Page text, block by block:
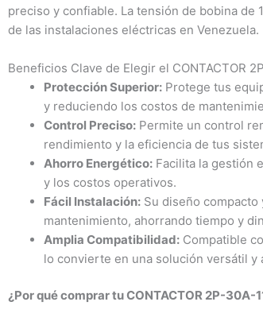
preciso y confiable. La tensión de bobina de
de las instalaciones eléctricas en Venezuela.
Beneficios Clave de Elegir el CONTACTOR
Protección Superior: Protege tus
y reduciendo los costos de
Control Preciso: Permite un control
rendimiento y la eficiencia de tus
Ahorro Energético: Facilita la gestión
y los costos operativos.
Fácil Instalación: Su diseño
mantenimiento, ahorrando tiempo y
Amplia Compatibilidad: Compatible
lo convierte en una solución versátil y
¿Por qué comprar tu CONTACTOR 2P-30A-